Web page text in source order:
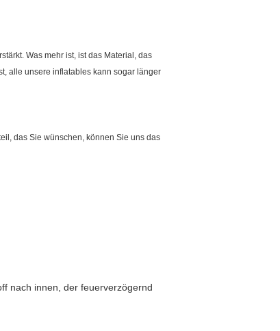
Was mehr ist, ist das Material, das
alle unsere inflatables kann sogar länger
das Sie wünschen, können Sie uns das
nach innen, der feuerverzögernd